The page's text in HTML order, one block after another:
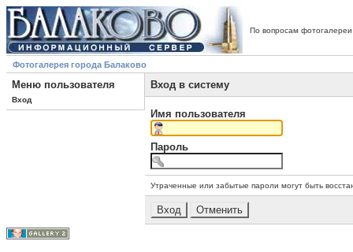
По вопросам
Фотогалерея города Балаково
Меню пользователя
Вход
Вход в систему
Имя пользователя
Пароль
Утраченные или забытые пароли могут быть